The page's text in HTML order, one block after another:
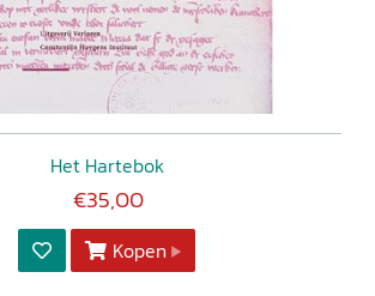
Het Hartebok
€35,00
Kopen